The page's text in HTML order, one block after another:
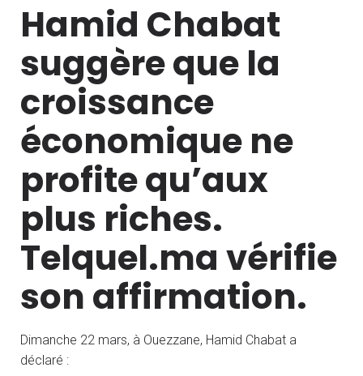
Hamid Chabat
suggère que la
croissance
économique ne
profite qu’aux
plus riches.
Telquel.ma vérifie
son affirmation.
Dimanche 22 mars, à Ouezzane, Hamid Chabat a
déclaré :